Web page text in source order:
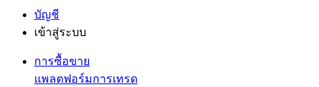
บัญชี
เข้าสู่ระบบ
การซื้อขาย
แพลตฟอร์มการเทรด